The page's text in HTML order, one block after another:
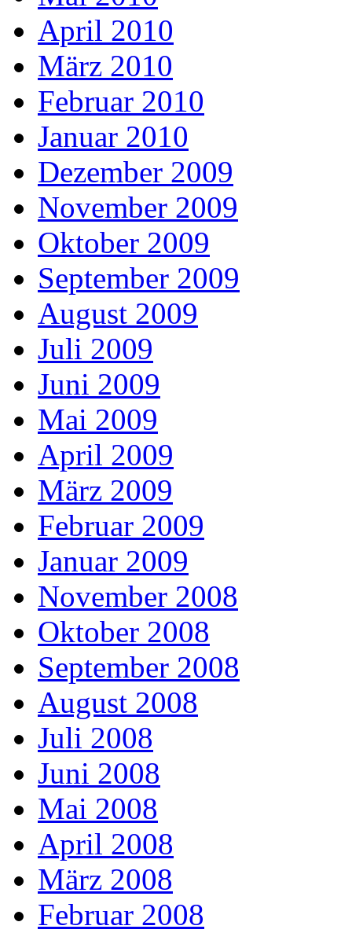
April 2010
März 2010
Februar 2010
Januar 2010
Dezember 2009
November 2009
Oktober 2009
September 2009
August 2009
Juli 2009
Juni 2009
Mai 2009
April 2009
März 2009
Februar 2009
Januar 2009
November 2008
Oktober 2008
September 2008
August 2008
Juli 2008
Juni 2008
Mai 2008
April 2008
März 2008
Februar 2008